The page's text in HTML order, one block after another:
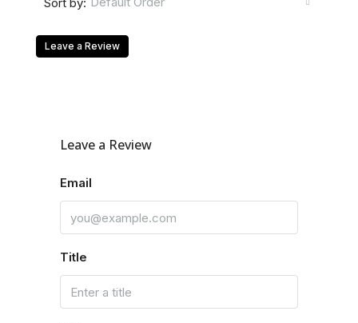
Leave a Review
Leave a Review
Email
Title